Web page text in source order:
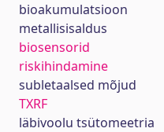
bioakumulatsioon
metallisisaldus
biosensorid
riskihindamine
subletaalsed mõjud
TXRF
läbivoolu tsütomeetria